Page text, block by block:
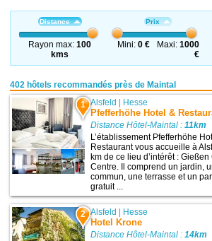
Distance
Rayon max:100
kms
Prix
Mini: 0 € Maxi:1000
€
402 hôtels recommandés près de Maintal
1 Alsfeld | Hesse
Pfefferhöhe Hotel &
Distance Hôtel-Maintal :11km
L’établissement Pfefferhöhe
Restaurant vous accueille à
km de ce lieu d’intérêt :
Centre. Il comprend un jardin,
commun, une terrasse et un
gratuit ...
2 Alsfeld Hesse
Hotel Krone
Distance Hôtel-Maintal :14km